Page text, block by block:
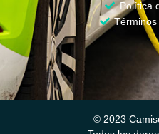
Política
© 2023